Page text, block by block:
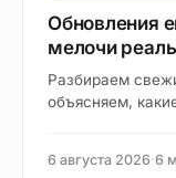
Обновления
мелочи
Разбираем
объясняем,
6 августа 2026·6